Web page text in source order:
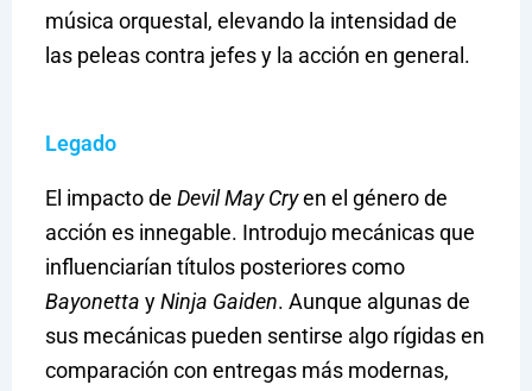
música orquestal, elevando la intensidad de
las peleas contra jefes y la acción en general.
Legado
El impacto de Devil May Cryen el género de
acción es innegable. Introdujo mecánicas que
influenciarían títulos posteriores como
Bayonetta yNinja Gaiden. Aunque algunas de
sus mecánicas pueden sentirse algo rígidas en
comparación con entregas más modernas,